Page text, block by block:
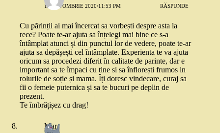
12 OCTOMBRIE 2020/11:53 PM RĂSPUNDE
Cu părinții ai mai încercat sa vorbești despre asta la
rece? Poate te-ar ajuta sa înțelegi mai bine ce s-a
întâmplat atunci și din punctul lor de vedere, poate te-ar
ajuta sa depășești cel întâmplate. Experienta te va ajuta
oricum sa procedezi diferit în calitate de parinte, dar e
important sa te împaci cu tine si sa înflorești frumos in
rolurile de soție și mama. Îți doresc vindecare, curaj sa
fii o femeie puternica și sa te bucuri pe deplin de
prezent.
Te îmbrățișez cu drag!
Mar